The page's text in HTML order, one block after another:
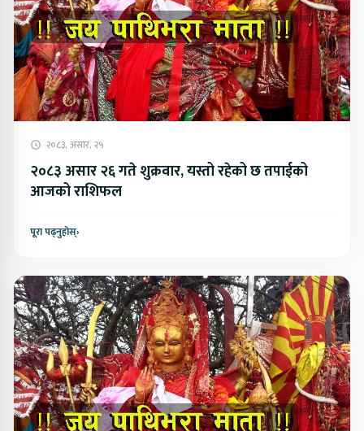
२०८३, असार, २५
२०८३ असार २६ गते शुक्रवार, यस्तो रहेको छ तपाईको
आजको राशिफल
पूरा पढ्नुहोस्›